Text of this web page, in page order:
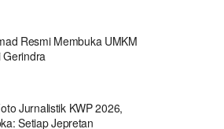
Resmi Membuka UMKM
Gerindra
Jurnalistik KWP 2026,
Setiap Jepretan